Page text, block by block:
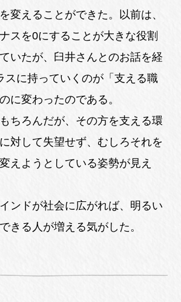
変えることができた。以前は、
スを0にすることが大きな役割
いたが、臼井さんとのお話を経
スに持っていくのが「支える職
に変わったのである。
ちろんだが、その方を支える環
対して失望せず、むしろそれを
えようとしている姿勢が見え
ンドが社会に広がれば、明るい
きる人が増える気がした。